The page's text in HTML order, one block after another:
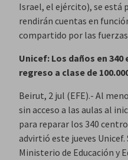
Israel, el ejército), se está
rendirán cuentas en
compartido por las fuerzas
Unicef: Los daños en
regreso a clase de
Beirut, 2 jul (EFE).- Al
sin acceso a las aulas al
para reparar los 340
advirtió este jueves
Ministerio de Educación y